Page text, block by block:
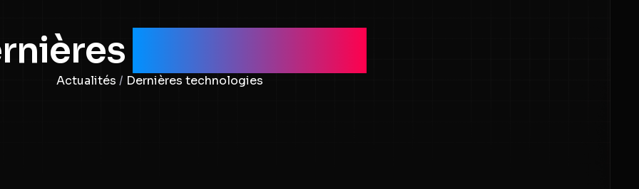
Actualités / Dernières technologies